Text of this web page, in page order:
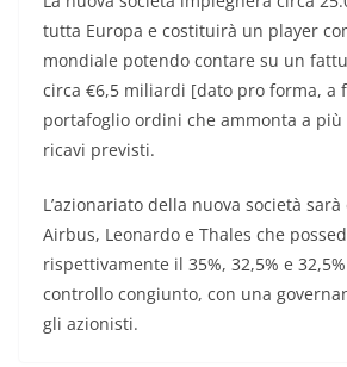
tutta Europa e costituirà un player
mondiale potendo contare su un
circa €6,5 miliardi [dato pro forma, a
portafoglio ordini che ammonta a
ricavi previsti.
L’azionariato della nuova società
Airbus, Leonardo e Thales che
rispettivamente il 35%, 32,5% e
controllo congiunto, con una
gli azionisti.